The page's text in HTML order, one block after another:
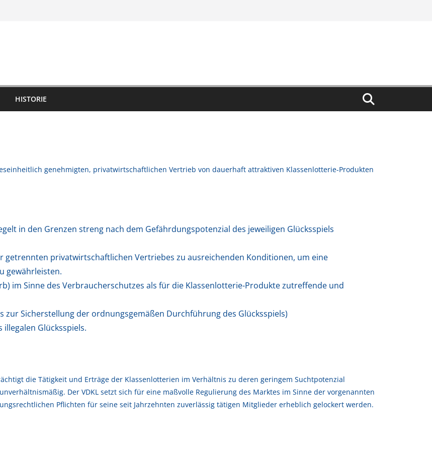
HISTORIE
genehmigten, privatwirtschaftlichen Vertrieb von dauerhaft attraktiven Klassenlotterie-Produkten
in den Grenzen streng nach dem Gefährdungspotenzial des jeweiligen Glücksspiels
getrennten privatwirtschaftlichen Vertriebes zu ausreichenden Konditionen, um eine
gewährleisten.
im Sinne des Verbraucherschutzes als für die Klassenlotterie-Produkte zutreffende und
Sicherstellung der ordnungsgemäßen Durchführung des Glücksspiels)
Glücksspiels.
die Tätigkeit und Erträge der Klassenlotterien im Verhältnis zu deren geringem Suchtpotenzial
Der VDKL setzt sich für eine maßvolle Regulierung des Marktes im Sinne der vorgenannten
Pflichten für seine seit Jahrzehnten zuverlässig tätigen Mitglieder erheblich gelockert werden.